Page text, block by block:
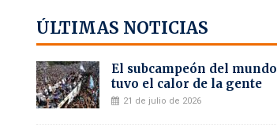
ÚLTIMAS NOTICIAS
El subcampeón del mundo
tuvo el calor de la gente
21 de julio de 2026